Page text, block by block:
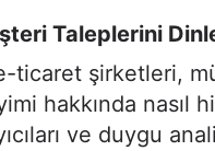
Taleplerini
ticaret şirketleri,
hakkında nasıl
ve duygu